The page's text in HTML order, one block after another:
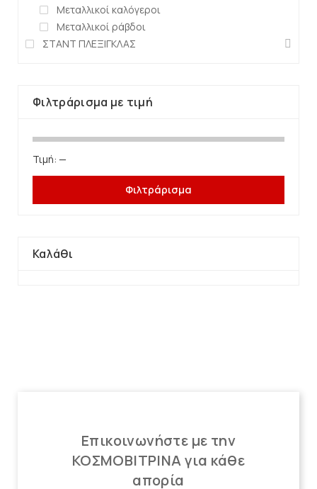
Μεταλλικοί καλόγεροι
Μεταλλικοί ράβδοι
ΣΤΑΝΤ ΠΛΕΞΙΓΚΛΑΣ
Φιλτράρισμα με τιμή
Φιλτράρισμα
Τιμή: —
Καλάθι
Επικοινωνήστε με την
ΚΟΣΜΟΒΙΤΡΙΝΑ για κάθε
απορία